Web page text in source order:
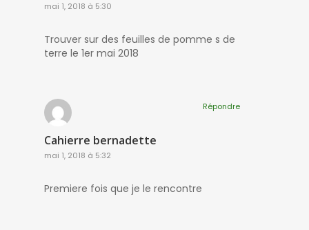
mai 1, 2018 à 5:30
Trouver sur des feuilles de pomme s de
terre le 1er mai 2018
Cahierre bernadette
mai 1, 2018 à 5:32
Premiere fois que je le rencontre
Répondre